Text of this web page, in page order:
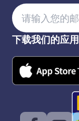
下载我们的应用